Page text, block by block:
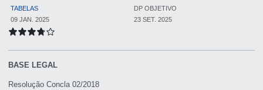
BASE LEGAL
Resolução Concla 02/2018
TABELAS
DP OBJETIVO
09 JAN. 2025
23 SET. 2025